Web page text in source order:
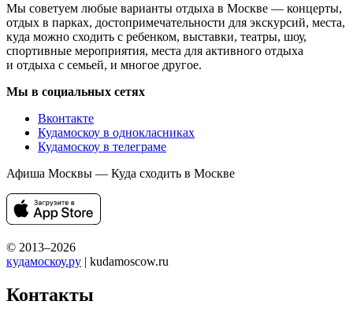
Мы советуем любые варианты отдыха в Москве — концерты,
отдых в парках, достопримечательности для экскурсий, места,
куда можно сходить с ребенком, выставки, театры, шоу,
спортивные мероприятия, места для активного отдыха
и отдыха с семьей, и многое другое.
Мы в социальных сетях
Вконтакте
Кудамоскоу в однокласниках
Кудамоскоу в телеграме
Афиша Москвы — Куда сходить в Москве
© 2013–2026
кудамоскоу.ру | kudamoscow.ru
Контакты